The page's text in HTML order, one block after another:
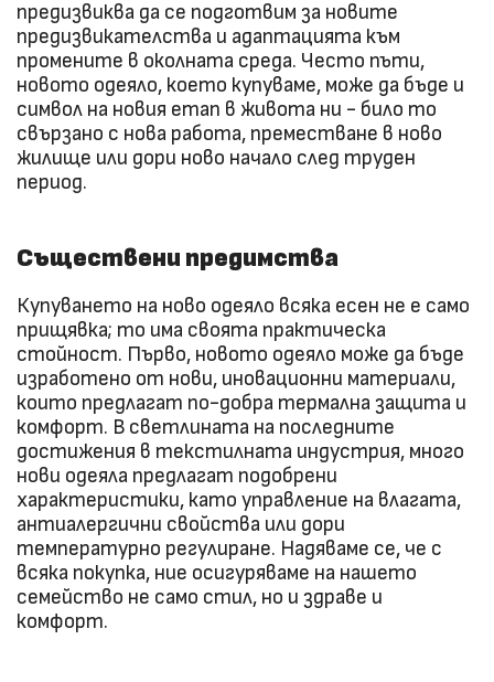
предизвиква да се подготвим за новите
предизвикателства и адаптацията към
промените в околната среда. Често пъти,
новото одеяло, което купуваме, може да бъде и
символ на новия етап в живота ни - било то
свързано с нова работа, преместване в ново
жилище или дори ново начало след труден
период.
Съществени предимства
Купуването на ново одеяло всяка есен не е само
прищявка; то има своята практическа
стойност. Първо, новото одеяло може да бъде
изработено от нови, иновационни материали,
които предлагат по-добра термална защита и
комфорт. В светлината на последните
достижения в текстилната индустрия, много
нови одеяла предлагат подобрени
характеристики, като управление на влагата,
антиалергични свойства или дори
температурно регулиране. Надяваме се, че с
всяка покупка, ние осигуряваме на нашето
семейство не само стил, но и здраве и
комфорт.